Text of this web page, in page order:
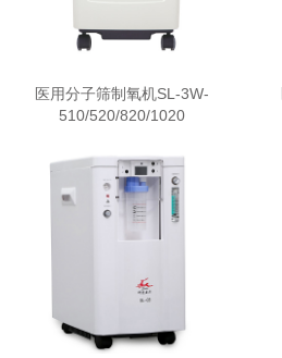
医用分子筛制氧机SL-3W-
510/520/820/1020